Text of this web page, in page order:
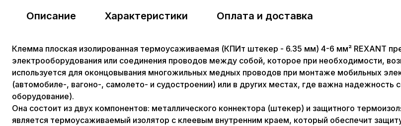
Описание Характеристики Оплата и доставка
Клемма плоская изолированная термоусаживаемая (КПИт штекер - 6.35 мм) 4-6 мм² REXANT
электрооборудования или соединения проводов между собой, которое при необходимости,
используется для оконцовывания многожильных медных проводов при монтаже мобильных
(автомобиле-, вагоно-, самолето- и судостроении) или в других местах, где важна
оборудование).
Она состоит из двух компонентов: металлического коннектора (штекер) и защитного
является термоусаживаемый изолятор с клеевым внутренним краем, который обеспечит